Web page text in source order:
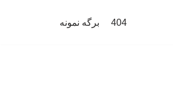
404 برگه نمونه